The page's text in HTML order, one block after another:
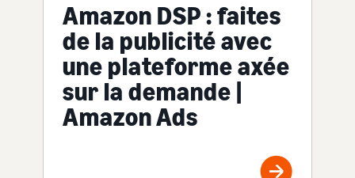
Amazon DSP : faites
de la publicité avec
une plateforme axée
sur la demande |
Amazon Ads